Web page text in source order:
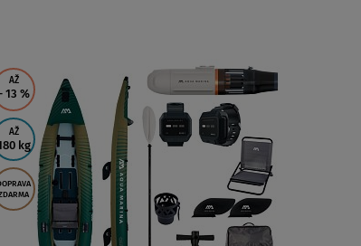
AŽ
13 %
AŽ
kg